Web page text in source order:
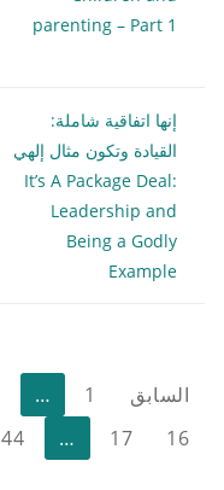
parenting – Part 1
إنها اتفاقية شاملة:
القيادة وتكون مثال إلهي
It’s A Package Deal:
Leadership and
Being a Godly
Example
تعدد
صفحات
السابق 1
…
16
17
…
44